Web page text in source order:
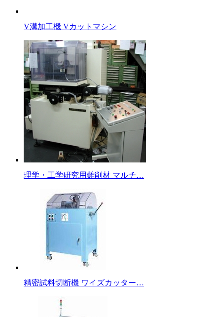
V溝加工機 Vカットマシン
理学・工学研究用難削材 マルチ…
精密試料切断機 ワイズカッター…